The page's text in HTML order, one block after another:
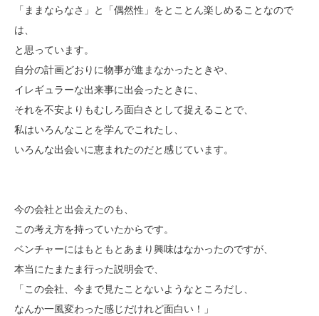
「ままならなさ」と「偶然性」をとことん楽しめることなので
は、
と思っています。
自分の計画どおりに物事が進まなかったときや、
イレギュラーな出来事に出会ったときに、
それを不安よりもむしろ面白さとして捉えることで、
私はいろんなことを学んでこれたし、
いろんな出会いに恵まれたのだと感じています。
今の会社と出会えたのも、
この考え方を持っていたからです。
ベンチャーにはもともとあまり興味はなかったのですが、
本当にたまたま行った説明会で、
「この会社、今まで見たことないようなところだし、
なんか一風変わった感じだけれど面白い！」